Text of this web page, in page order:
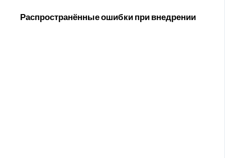
Распространённые ошибки при внедрении